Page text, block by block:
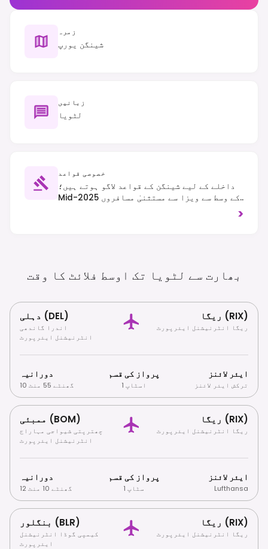
زمرہ
شینگن یورپ
زبانیں
لٹویا
خصوصی قواعد
داخلے کے لیے شینگن کے قواعد لاگو ہوتے ہیں؛
Mid-2025 کے وسط سے ویزا سے مستثنیٰ مسافروں
جانب چلتی ہے؛ شراب کی عوامی کھپت عام طور پر>
بھارت سے لٹویا تک اوسط فلائٹ کا وقت
دہلی (DEL)
اندرا گاندھی
انٹرنیشنل ایئرپورٹ
ریگا (RIX)
ریگا انٹرنیشنل ایئرپورٹ
دورانیہ
10 گھنٹے 55 منٹ
پرواز کی قسم
1 اسٹاپ
ایئر لائنز
ترکش ایئر لائنز
ممبئی (BOM)
چھترپتی شیواجی مہاراج
انٹرنیشنل ایئرپورٹ
ریگا (RIX)
ریگا انٹرنیشنل ایئرپورٹ
دورانیہ
12 گھنٹے 10 منٹ
پرواز کی قسم
1 سٹاپ
ایئر لائنز
Lufthansa
بنگلور (BLR)
کیمپی گوڈا انٹرنیشنل
ایئرپورٹ
ریگا (RIX)
ریگا انٹرنیشنل ایئرپورٹ